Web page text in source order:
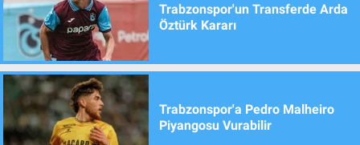
Trabzonspor'un Transferde Arda
Öztürk Kararı
Trabzonspor'a Pedro Malheiro
Piyangosu Vurabilir